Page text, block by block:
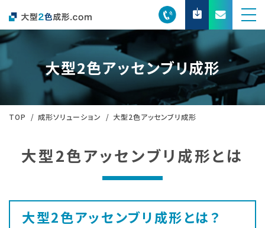
大型2色アッセンブリ成形
TOP 成形ソリューション 大型2色アッセンブリ成形
大型2色アッセンブリ成形とは
大型2色アッセンブリ成形とは？